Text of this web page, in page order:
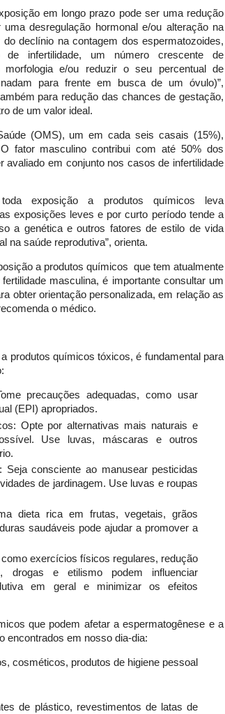
em longo prazo pode ser uma redução
desregulação hormonal e/ou alteração na
declínio na contagem dos espermatozoides,
infertilidade, um número crescente de
e/ou reduzir o seu percentual de
para frente em busca de um óvulo)”,
para redução das chances de gestação,
de um valor ideal.
(OMS), um em cada seis casais (15%),
fator masculino contribui com até 50% dos
em conjunto nos casos de infertilidade
exposição a produtos químicos leva
exposições leves e por curto período tende a
a genética e outros fatores de estilo de vida
na saúde reprodutiva”, orienta.
a produtos químicos que tem atualmente
masculina, é importante consultar um
obter orientação personalizada, em relação as
o médico.
produtos químicos tóxicos, é fundamental para
precauções adequadas, como usar
(EPI) apropriados.
Opte por alternativas mais naturais e
Use luvas, máscaras e outros
Seja consciente ao manusear pesticidas
de jardinagem. Use luvas e roupas
dieta rica em frutas, vegetais, grãos
saudáveis pode ajudar a promover a
exercícios físicos regulares, redução
drogas e etilismo podem influenciar
em geral e minimizar os efeitos
que podem afetar a espermatogênese e a
encontrados em nosso dia-dia:
cosméticos, produtos de higiene pessoal
de plástico, revestimentos de latas de